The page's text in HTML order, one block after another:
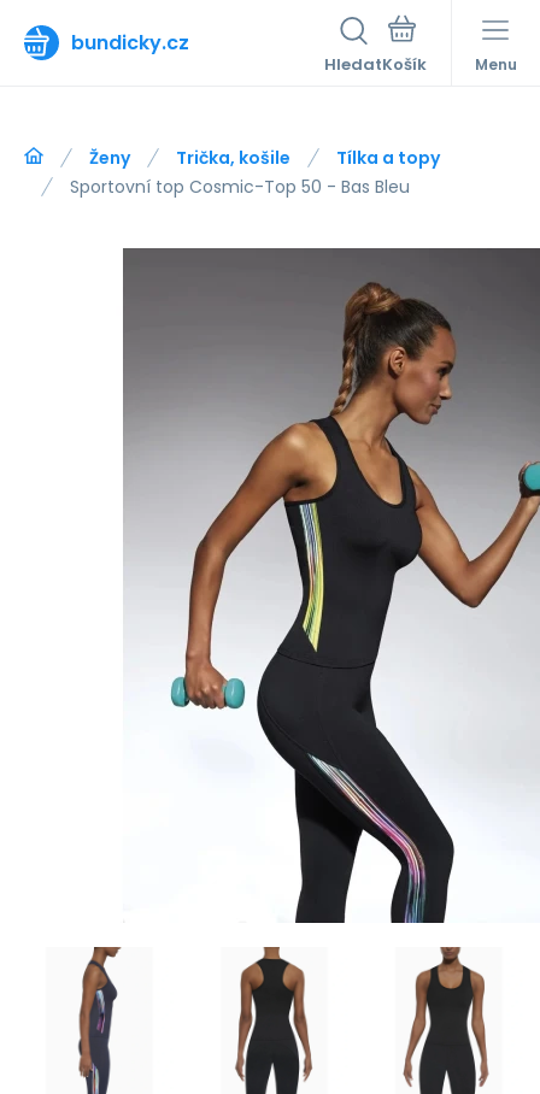
bundicky.cz
Hledat Menu
Ženy Trička, košile
Tílka a topy
Sportovní top Cosmic-Top 50 - Bas Bleu